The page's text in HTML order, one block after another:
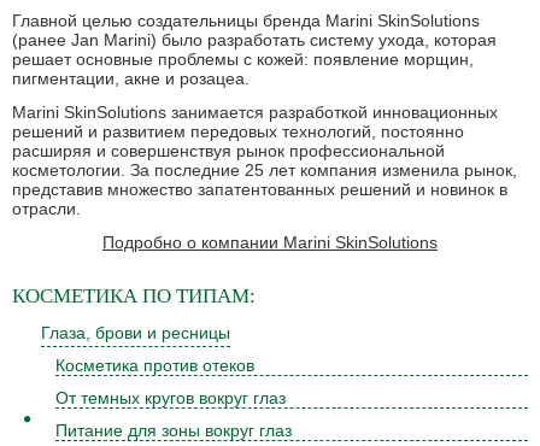
Главной целью создательницы бренда Marini SkinSolutions
(ранее Jan Marini) было разработать систему ухода, которая
решает основные проблемы с кожей: появление морщин,
пигментации, акне и розацеа.
Marini SkinSolutions занимается разработкой инновационных
решений и развитием передовых технологий, постоянно
расширяя и совершенствуя рынок профессиональной
косметологии. За последние 25 лет компания изменила рынок,
представив множество запатентованных решений и новинок в
отрасли.
Подробно о компании Marini SkinSolutions
КОСМЕТИКА ПО ТИПАМ:
Глаза, брови и ресницы
Косметика против отеков
От темных кругов вокруг глаз
Питание для зоны вокруг глаз